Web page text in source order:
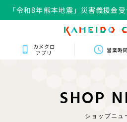
「令和8年熊本地震」災害義援金
カメクロ
アプリ
営業時
SHOP N
ショップニュ